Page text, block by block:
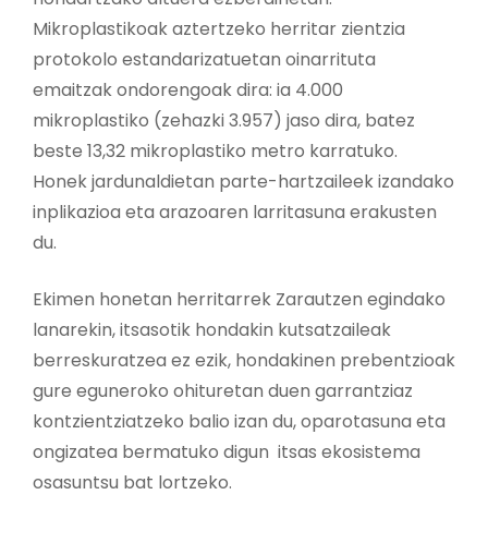
Mikroplastikoak aztertzeko herritar zientzia
protokolo estandarizatuetan oinarrituta
emaitzak ondorengoak dira: ia 4.000
mikroplastiko (zehazki 3.957) jaso dira, batez
beste 13,32 mikroplastiko metro karratuko.
Honek jardunaldietan parte-hartzaileek izandako
inplikazioa eta arazoaren larritasuna erakusten
du.
Ekimen honetan herritarrek Zarautzen egindako
lanarekin, itsasotik hondakin kutsatzaileak
berreskuratzea ez ezik, hondakinen prebentzioak
gure eguneroko ohituretan duen garrantziaz
kontzientziatzeko balio izan du, oparotasuna eta
ongizatea bermatuko digun itsas ekosistema
osasuntsu bat lortzeko.